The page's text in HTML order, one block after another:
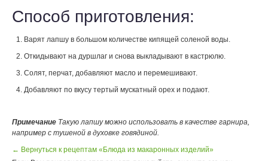
Способ приготовления:
Варят лапшу в большом количестве кипящей соленой воды.
Откидывают на дуршлаг и снова выкладывают в кастрюлю.
Солят, перчат, добавляют масло и перемешивают.
Добавляют по вкусу тертый мускатный орех и подают.
Примечание Такую лапшу можно использовать в качестве гарнира,
например с тушеной в духовке говядиной.
← Вернуться к рецептам «Блюда из макаронных изделий»